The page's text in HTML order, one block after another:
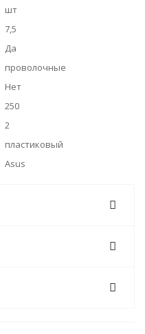
шт
7,5
Да
проволочные
Нет
250
2
пластиковый
Asus